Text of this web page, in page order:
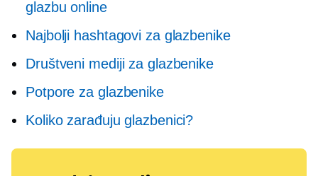
glazbu online
Najbolji hashtagovi za glazbenike
Društveni mediji za glazbenike
Potpore za glazbenike
Koliko zarađuju glazbenici?